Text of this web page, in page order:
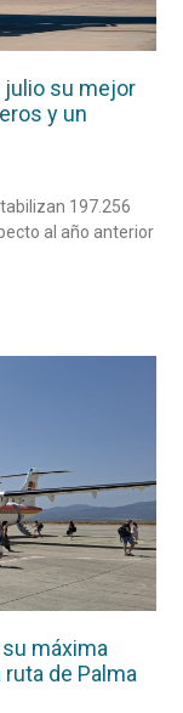
julio su mejor
y un
197.256
al año anterior
máxima
de Palma